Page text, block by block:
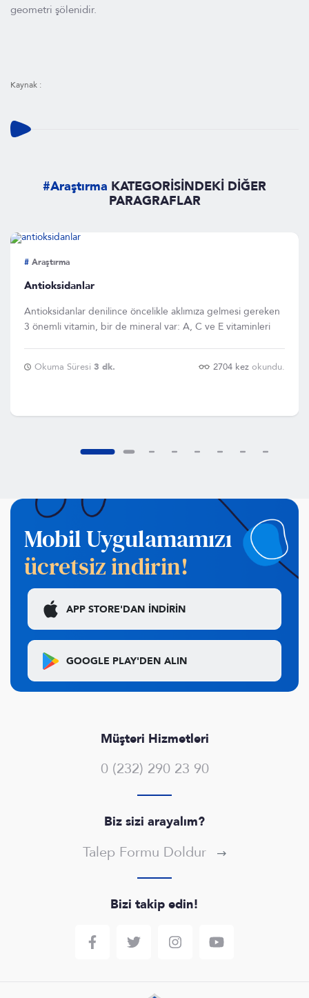
geometri şölenidir.
Kaynak :
#Araştırma KATEGORİSİNDEKİ DİĞER
PARAGRAFLAR
# Araştırma
Antioksidanlar
Antioksidanlar denilince öncelikle aklımıza gelmesi gereken
3 önemli vitamin, bir de mineral var: A, C ve E vitaminleri
Okuma Süresi 3 dk. 2704 kez okundu.
Mobil Uygulamamızı
ücretsiz indirin!
APP STORE'DAN İNDİRİN
GOOGLE PLAY'DEN ALIN
Müşteri Hizmetleri
0 (232) 290 23 90
Biz sizi arayalım?
Talep Formu Doldur
Bizi takip edin!